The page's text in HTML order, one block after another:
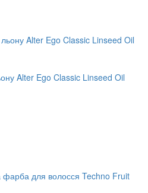
Alter Ego Classic Linseed Oil